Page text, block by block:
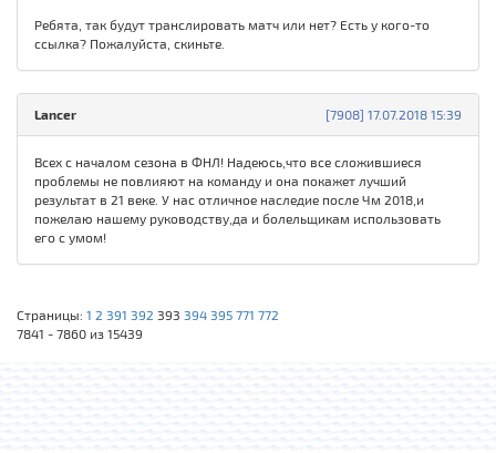
Ребята, так будут транслировать матч или нет? Есть у кого-то
ссылка? Пожалуйста, скиньте.
[7908] 17.07.2018 15:39
Lancer
Всех с началом сезона в ФНЛ! Надеюсь,что все сложившиеся
проблемы не повлияют на команду и она покажет лучший
результат в 21 веке. У нас отличное наследие после Чм 2018,и
пожелаю нашему руководству,да и болельщикам использовать
его с умом!
Страницы: 1 2 391 392 393 394 395 771 772
7841 - 7860 из 15439